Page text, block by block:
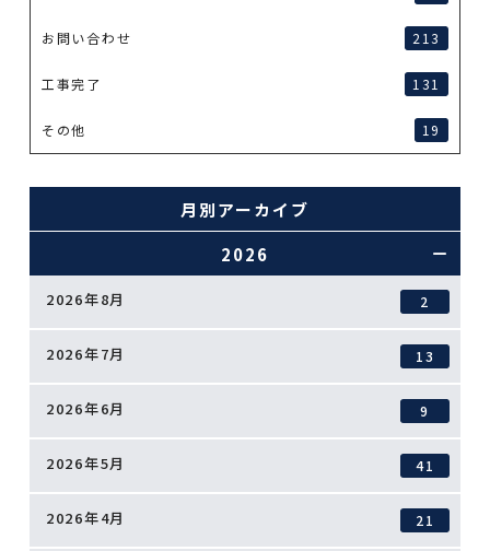
お問い合わせ 213
工事完了 131
その他 19
月別アーカイブ
2026
2026年8月 2
2026年7月 13
2026年6月 9
2026年5月 41
2026年4月 21